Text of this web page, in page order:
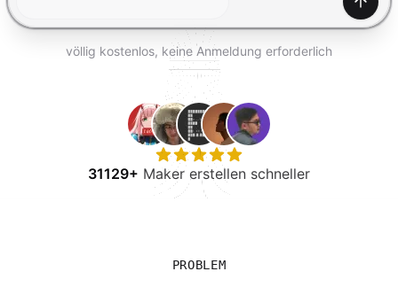
völlig kostenlos, keine Anmeldung erforderlich
31129+ Maker erstellen schneller
PROBLEM